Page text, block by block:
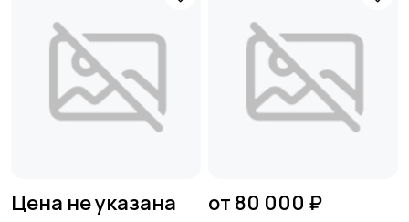
Цена не указана от 80 000 ₽